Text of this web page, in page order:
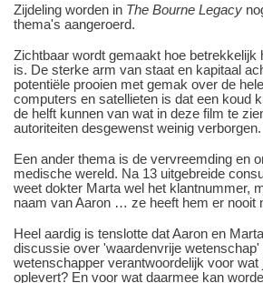
Zijdeling worden in The Bourne Legacy
thema's aangeroerd.
Zichtbaar wordt gemaakt hoe betrekkelijk
is. De sterke arm van staat en kapitaal
potentiële prooien met gemak over de
computers en satellieten is dat een koud
de helft kunnen van wat in deze film te
autoriteiten desgewenst weinig verborgen.
Een ander thema is de vervreemding en
medische wereld. Na 13 uitgebreide
weet dokter Marta wel het klantnummer,
naam van Aaron … ze heeft hem er nooit
Heel aardig is tenslotte dat Aaron en
discussie over 'waardenvrije wetenschap'
wetenschapper verantwoordelijk voor wat
oplevert? En voor wat daarmee kan